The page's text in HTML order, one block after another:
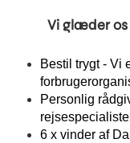
Vi glæder os
Bestil trygt - Vi
Personlig
6 x vinder af